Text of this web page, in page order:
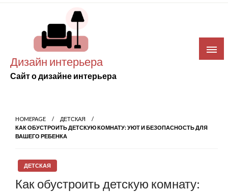
Skip
Дизайн интерьера
Сайт о дизайне интерьера
HOMEPAGE
ДЕТСКАЯ
КАК ОБУСТРОИТЬ ДЕТСКУЮ КОМНАТУ: УЮТ И БЕЗОПАСНОСТЬ ДЛЯ
ВАШЕГО РЕБЕНКА
ДЕТСКАЯ
Как обустроить детскую комнату: